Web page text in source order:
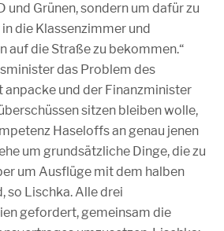
und Grünen, sondern um dafür zu
die Klassenzimmer und
auf die Straße zu bekommen.“
das Problem des
anpacke und der Finanzminister
sitzen bleiben wolle,
Haseloffs an genau jenen
um grundsätzliche Dinge, die zu
um Ausflüge mit dem halben
so Lischka. Alle drei
gefordert, gemeinsam die